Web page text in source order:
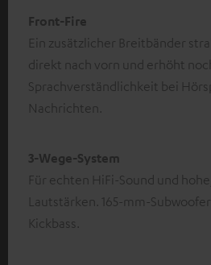
Front-Fire
Ein zusätzlicher Breitbänder
direkt nach vorn und erhöht
Sprachverständlichkeit bei
Nachrichten.
3-Wege-System
Für echten HiFi-Sound und
Lautstärken. 165-mm-
Kickbass.